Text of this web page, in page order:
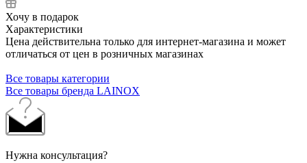
Хочу в подарок
Характеристики
Цена действительна только для интернет-магазина и может
отличаться от цен в розничных магазинах
Все товары категории
Все товары бренда LAINOX
Нужна консультация?